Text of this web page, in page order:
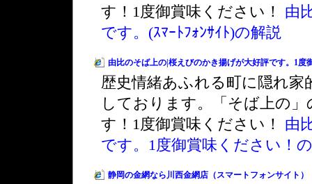
す！1度御賞味ください！ 由
です。(ｽﾏｰﾄﾌｫﾝｻｲﾄ)の解説
由比のそば上の|桜えびのかき揚げが大好評です。1度
歴史情緒あふれる町に隠れ
しております。「そば上の
す！1度御賞味ください！ 由
です。1度御賞味ください！
静岡の金網なら川西金網店（スマートフォンサイト）